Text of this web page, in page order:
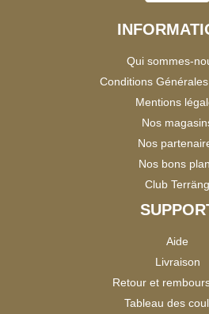
Qui sommes-
Conditions
Mentions
Nos
Nos
Nos bons
Club Terräng
Aide
Livraison
Retour et
Tableau des